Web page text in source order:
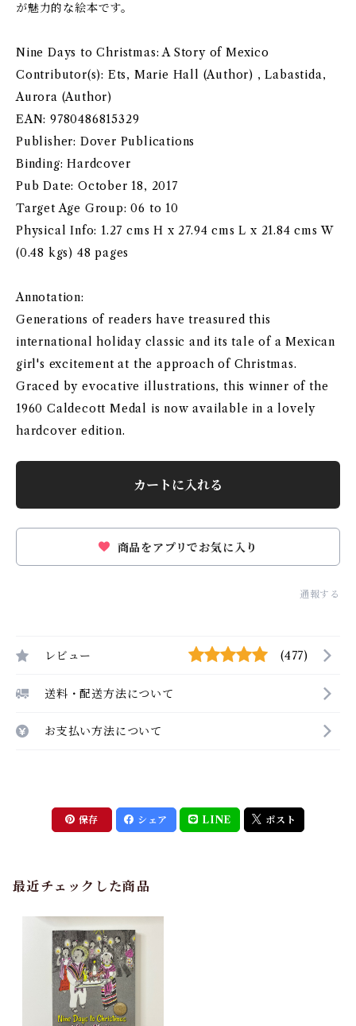
が魅力的な絵本です。
Nine Days to Christmas: A Story of Mexico
Contributor(s): Ets, Marie Hall (Author) , Labastida,
Aurora (Author)
EAN: 9780486815329
Publisher: Dover Publications
Binding: Hardcover
Pub Date: October 18, 2017
Target Age Group: 06 to 10
Physical Info: 1.27 cms H x 27.94 cms L x 21.84 cms W
(0.48 kgs) 48 pages
Annotation:
Generations of readers have treasured this
international holiday classic and its tale of a Mexican
girl's excitement at the approach of Christmas.
Graced by evocative illustrations, this winner of the
1960 Caldecott Medal is now available in a lovely
hardcover edition.
カートに入れる
商品をアプリでお気に入り
通報する
レビュー (477)
送料・配送方法について
お支払い方法について
保存 シェア LINE ポスト
最近チェックした商品